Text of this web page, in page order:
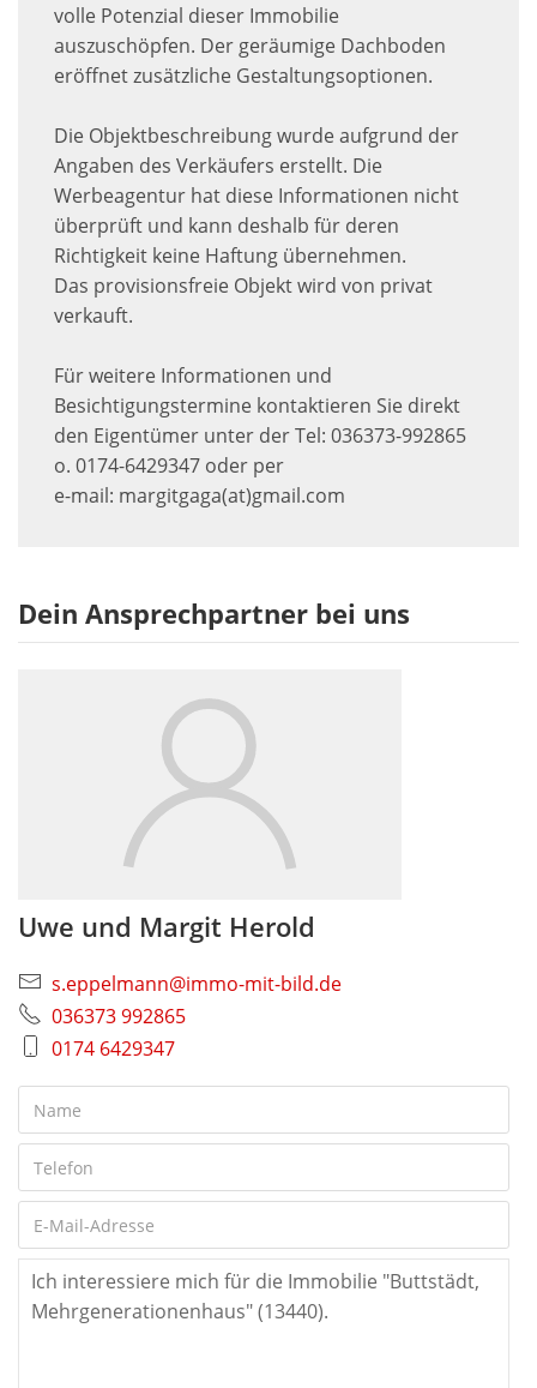
volle Potenzial dieser Immobilie
auszuschöpfen. Der geräumige Dachboden
eröffnet zusätzliche Gestaltungsoptionen.
Die Objektbeschreibung wurde aufgrund der
Angaben des Verkäufers erstellt. Die
Werbeagentur hat diese Informationen nicht
überprüft und kann deshalb für deren
Richtigkeit keine Haftung übernehmen.
Das provisionsfreie Objekt wird von privat
verkauft.
Für weitere Informationen und
Besichtigungstermine kontaktieren Sie direkt
den Eigentümer unter der Tel: 036373-992865
o. 0174-6429347 oder per
e-mail: margitgaga(at)gmail.com
Dein Ansprechpartner bei uns
Uwe und Margit Herold
s.eppelmann@immo-mit-bild.de
036373 992865
0174 6429347